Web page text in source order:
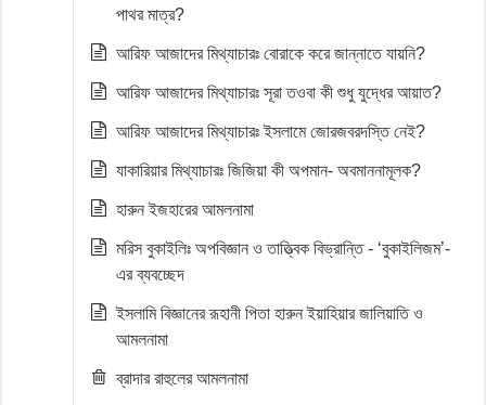
পাথর মাত্র?
আরিফ আজাদের মিথ্যাচারঃ বোরাকে করে জান্নাতে যায়নি?
আরিফ আজাদের মিথ্যাচারঃ সূরা তওবা কী শুধু যুদ্ধের আয়াত?
আরিফ আজাদের মিথ্যাচারঃ ইসলামে জোরজবরদস্তি নেই?
যাকারিয়ার মিথ্যাচারঃ জিজিয়া কী অপমান- অবমাননামূলক?
হারুন ইজহারের আমলনামা
মরিস বুকাইলিঃ অপবিজ্ঞান ও তাত্ত্বিক বিভ্রান্তি - ‘বুকাইলিজম’-
এর ব্যবচ্ছেদ
ইসলামি বিজ্ঞানের রূহানী পিতা হারুন ইয়াহিয়ার জালিয়াতি ও
আমলনামা
ব্রাদার রাহুলের আমলনামা